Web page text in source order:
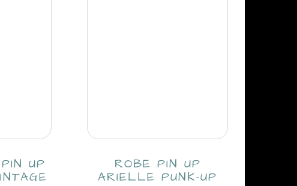
UP ROBE PIN UP
ARIELLE PUNK-UP